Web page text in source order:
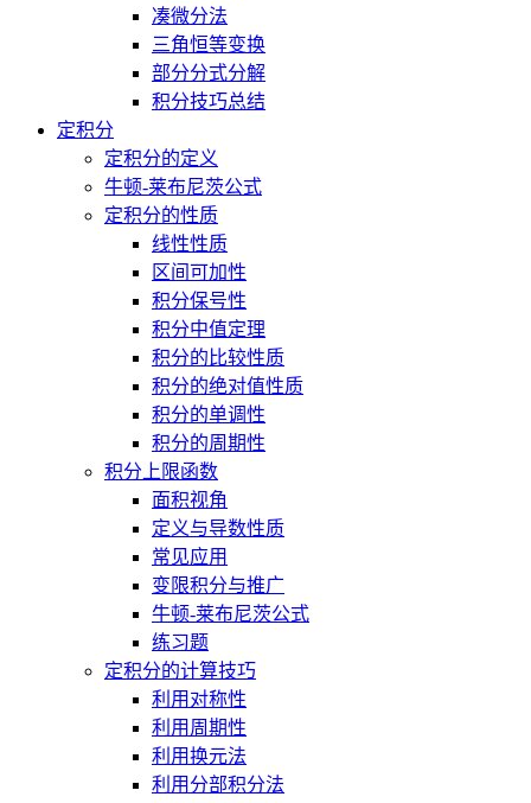
凑微分法
三角恒等变换
部分分式分解
积分技巧总结
定积分
定积分的定义
牛顿-莱布尼茨公式
定积分的性质
线性性质
区间可加性
积分保号性
积分中值定理
积分的比较性质
积分的绝对值性质
积分的单调性
积分的周期性
积分上限函数
面积视角
定义与导数性质
常见应用
变限积分与推广
牛顿-莱布尼茨公式
练习题
定积分的计算技巧
利用对称性
利用周期性
利用换元法
利用分部积分法